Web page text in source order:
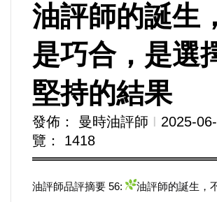
人生/生存/生活
產業/經濟
政治/政黨
農業/技術/肥飼料/農藥/產銷
食品/衛生/醫療/照護
油評師的誕生
是巧合，是選
堅持的結果
發佈： 曼時油評師 Ι 2025-
覽： 1418
油評師品評摘要 56:
油評師的誕生，